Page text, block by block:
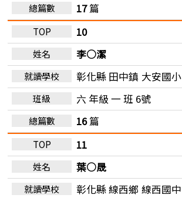
17篇
10
李○潔
彰化縣 田中鎮 大安國小
六 年級 一 班 6號
16篇
11
葉○晟
彰化縣 線西鄉 線西國中